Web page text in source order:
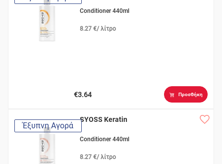
Conditioner 440ml
8.27 €/ λίτρο
€3.64 Προσθήκη
Έξυπνη Αγορά
SYOSS Keratin
Conditioner 440ml
8.27 €/ λίτρο